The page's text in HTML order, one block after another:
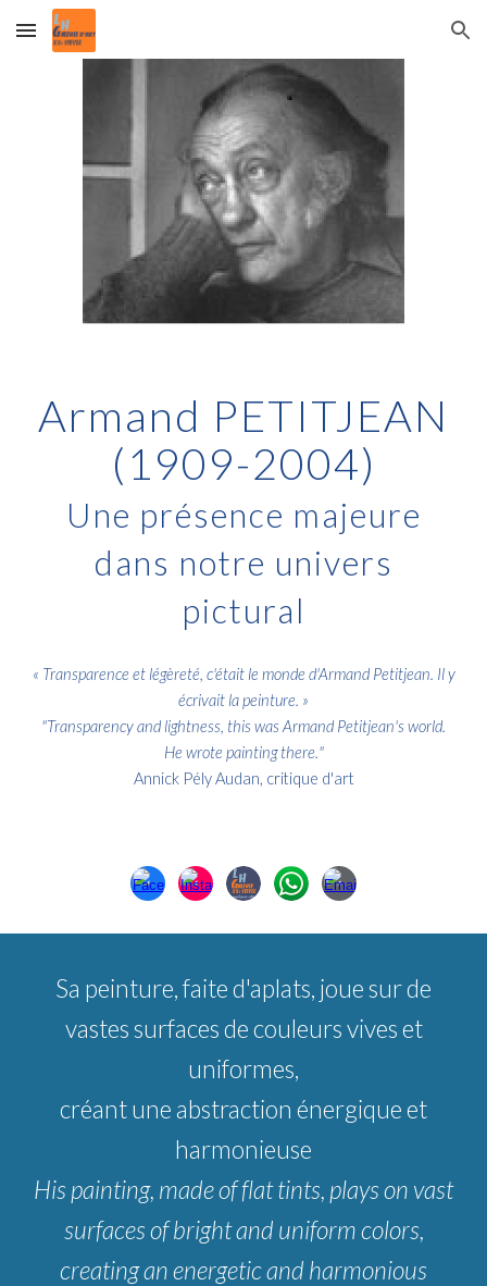
Skip to main content Skip to navigation
Armand PETITJEAN
(1909-2004)
Une présence majeure
dans notre univers
pictural
« Transparence et légèreté, c'était le monde d'Armand Petitjean. Il y
écrivait la peinture. »
"Transparency and lightness, this was Armand Petitjean's world.
He wrote painting there."
Annick Pély Audan, critique d'art
Sa peinture, faite d'aplats, joue sur de
vastes surfaces de couleurs vives et
uniformes,
créant une abstraction énergique et
harmonieuse
His painting, made of flat tints, plays on vast
surfaces of bright and uniform colors,
creating an energetic and harmonious